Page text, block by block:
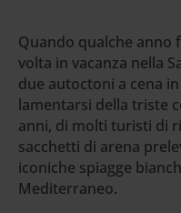
Quando qualche anno
volta in vacanza nella
due autoctoni a cena
lamentarsi della triste
anni, di molti turisti di
sacchetti di arena
iconiche spiagge
Mediterraneo.